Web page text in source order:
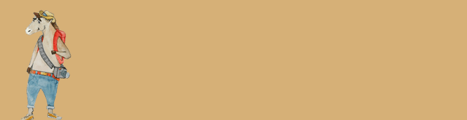
Перейти
содержимому